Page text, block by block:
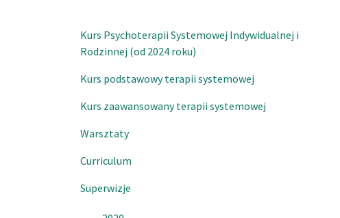
Kurs Psychoterapii Systemowej Indywidualnej i
Rodzinnej (od 2024 roku)
Kurs podstawowy terapii systemowej
Kurs zaawansowany terapii systemowej
Warsztaty
Curriculum
Superwizje